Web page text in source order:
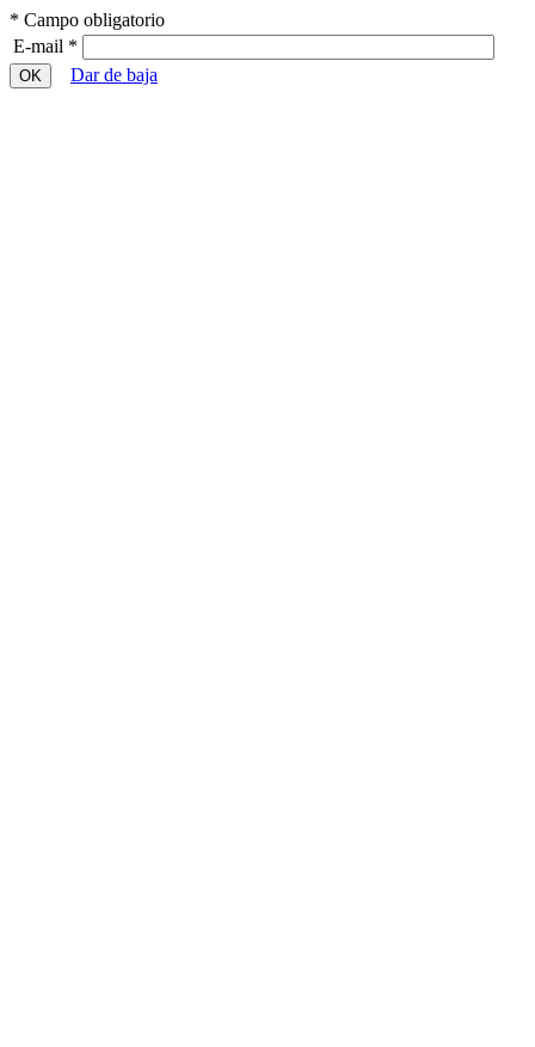
* Campo obligatorio
E-mail *
Dar de baja